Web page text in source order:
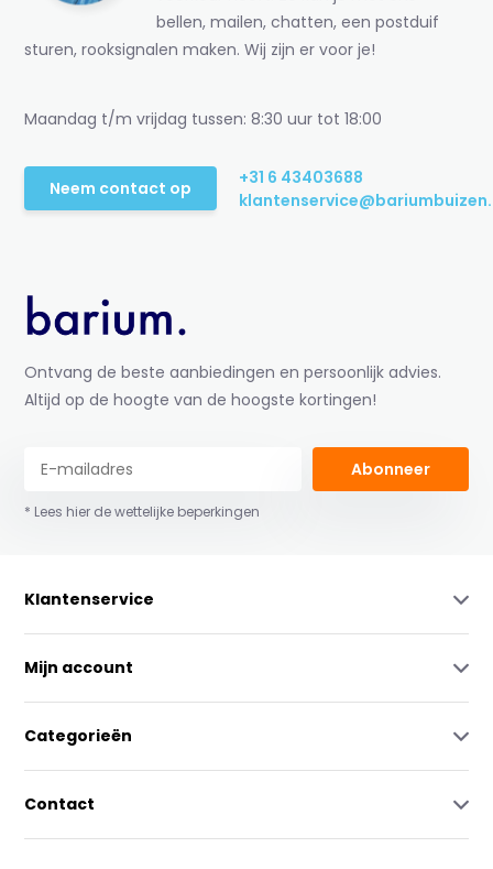
bellen, mailen, chatten, een postduif
sturen, rooksignalen maken. Wij zijn er voor je!
Maandag t/m vrijdag tussen: 8:30 uur tot 18:00
Neem contact op
+31 6 43403688
Ontvang de beste aanbiedingen en persoonlijk advies.
Altijd op de hoogte van de hoogste kortingen!
Abonneer
* Lees hier de wettelijke beperkingen
Klantenservice
Mijn account
Categorieën
Contact